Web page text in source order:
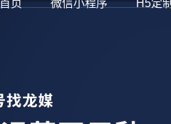
首页 微信小程序 H5定